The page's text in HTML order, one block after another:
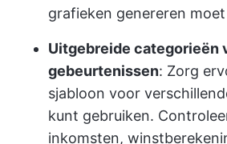
grafieken genereren
Uitgebreide categorieën
gebeurtenissen: Zorg
sjabloon voor
kunt gebruiken.
inkomsten,